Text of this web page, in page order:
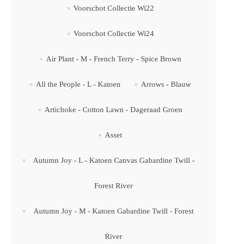
Voorschot Collectie Wi22
Voorschot Collectie Wi24
Air Plant - M - French Terry - Spice Brown
All the People - L - Katoen Arrows - Blauw
Artichoke - Cotton Lawn - Dageraad Groen
Asset
Autumn Joy - L - Katoen Canvas Gabardine Twill -
Forest River
Autumn Joy - M - Katoen Gabardine Twill - Forest
River